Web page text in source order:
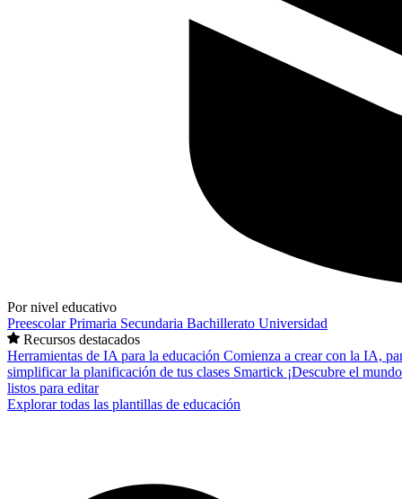
Por nivel educativo
PreescolarPrimaria Secundaria Bachillerato Universidad
Recursos destacados
Herramientas de IA para la educación Comienza a crear con la IA,
simplificar la planificación de tus clases Smartick ¡Descubre el
listos para editar
Explorar todas las plantillas de educación